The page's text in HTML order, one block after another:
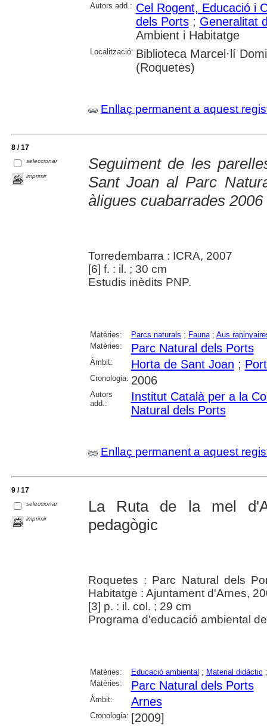
Autors add.: Cel Rogent, Educació i
dels Ports; Generalitat
Ambient i Habitatge
Localització: Biblioteca Marcel·lí
(Roquetes)
Enllaç permanent a aquest
8 / 17
seleccionar
imprimir
Seguiment de les
Sant Joan al Parc
àligues cuabarrades 2006
Torredembarra : ICRA, 2007
[6] f. : il. ; 30 cm
Estudis inèdits PNP.
Matèries: Parcs naturals ; Fauna; Aus
Matèries:
Parc Natural dels Ports
Àmbit: Horta de Sant Joan ;
Cronologia: 2006
Autors
add.:
Institut Català per a la
Natural dels Ports
Enllaç permanent a aquest
9 / 17
seleccionar
imprimir
La Ruta de la mel
pedagògic
Roquetes : Parc Natural dels
Habitatge : Ajuntament d'Arnes,
[3] p. : il. col. ; 29 cm
Programa d'educació ambiental
Matèries: Educació ambiental ; Material didàctic
Matèries:
Parc Natural dels Ports
Àmbit: Arnes
Cronologia: [2009]